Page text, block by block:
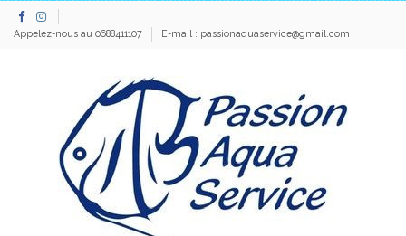
Appelez-nous au 0688411107 E-mail : passionaquaservice@gmail.com